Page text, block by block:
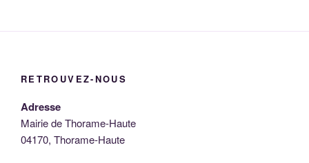
RETROUVEZ-NOUS
Adresse
Mairie de Thorame-Haute
04170, Thorame-Haute